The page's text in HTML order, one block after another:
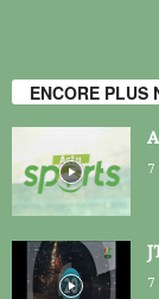
ENCORE PLUS
7
7